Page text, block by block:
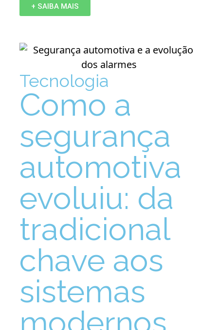
+ SAIBA MAIS
Tecnologia
Como a
segurança
automotiva
evoluiu: da
tradicional
chave aos
sistemas
modernos